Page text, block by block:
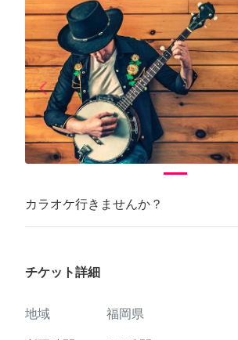
arrow_back_iosPrevious
カラオケ行きませんか？
チケット詳細
地域 福岡県